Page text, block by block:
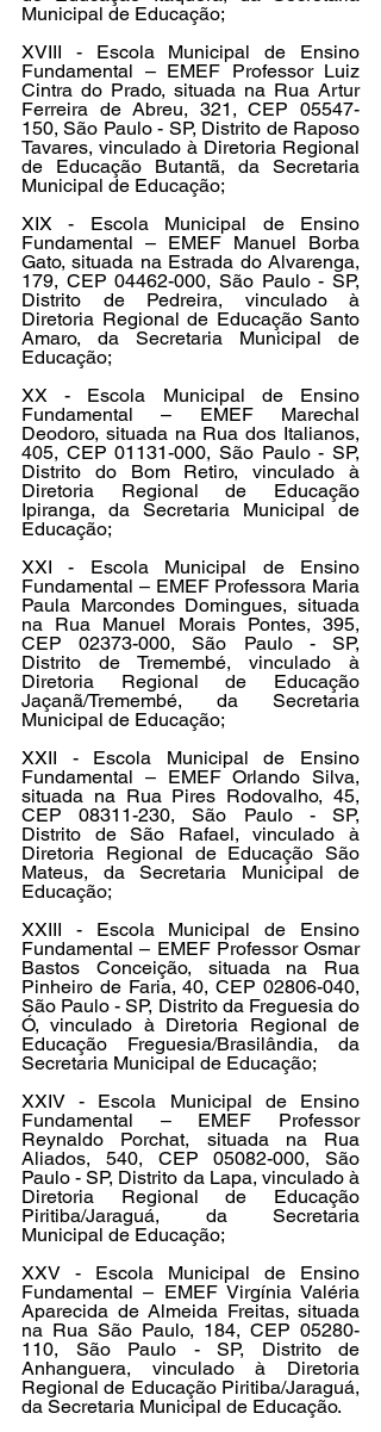
Municipal de Educação;
XVIII - Escola Municipal de Ensino
Fundamental – EMEF Professor Luiz
Cintra do Prado, situada na Rua Artur
Ferreira de Abreu, 321, CEP 05547-
150, São Paulo - SP, Distrito de Raposo
Tavares, vinculado à Diretoria Regional
de Educação Butantã, da Secretaria
Municipal de Educação;
XIX - Escola Municipal de Ensino
Fundamental – EMEF Manuel Borba
Gato, situada na Estrada do Alvarenga,
179, CEP 04462-000, São Paulo - SP,
Distrito de Pedreira, vinculado à
Diretoria Regional de Educação Santo
Amaro, da Secretaria Municipal de
Educação;
XX - Escola Municipal de Ensino
Fundamental – EMEF Marechal
Deodoro, situada na Rua dos Italianos,
405, CEP 01131-000, São Paulo - SP,
Distrito do Bom Retiro, vinculado à
Diretoria Regional de Educação
Ipiranga, da Secretaria Municipal de
Educação;
XXI - Escola Municipal de Ensino
Fundamental – EMEF Professora Maria
Paula Marcondes Domingues, situada
na Rua Manuel Morais Pontes, 395,
CEP 02373-000, São Paulo - SP,
Distrito de Tremembé, vinculado à
Diretoria Regional de Educação
Jaçanã/Tremembé, da Secretaria
Municipal de Educação;
XXII - Escola Municipal de Ensino
Fundamental – EMEF Orlando Silva,
situada na Rua Pires Rodovalho, 45,
CEP 08311-230, São Paulo - SP,
Distrito de São Rafael, vinculado à
Diretoria Regional de Educação São
Mateus, da Secretaria Municipal de
Educação;
XXIII - Escola Municipal de Ensino
Fundamental – EMEF Professor Osmar
Bastos Conceição, situada na Rua
Pinheiro de Faria, 40, CEP 02806-040,
São Paulo - SP, Distrito da Freguesia do
Ó, vinculado à Diretoria Regional de
Educação Freguesia/Brasilândia, da
Secretaria Municipal de Educação;
XXIV - Escola Municipal de Ensino
Fundamental – EMEF Professor
Reynaldo Porchat, situada na Rua
Aliados, 540, CEP 05082-000, São
Paulo - SP, Distrito da Lapa, vinculado à
Diretoria Regional de Educação
Piritiba/Jaraguá, da Secretaria
Municipal de Educação;
XXV - Escola Municipal de Ensino
Fundamental – EMEF Virgínia Valéria
Aparecida de Almeida Freitas, situada
na Rua São Paulo, 184, CEP 05280-
110, São Paulo - SP, Distrito de
Anhanguera, vinculado à Diretoria
Regional de Educação Piritiba/Jaraguá,
da Secretaria Municipal de Educação.